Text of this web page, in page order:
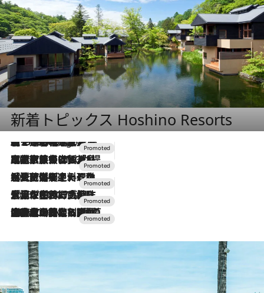
新着トピックス Hoshino Resorts
2 Hours Ago
【トンボの足水浴】ヒノキの香りに包まれて涼感マックス！約13℃の湧水かけ流しを避暑地「星野温泉 トンボの湯」で体験
2026.7.31
【ホテル帰省】という選択肢をOMOが提案。家族とほどよい距離を保つには「昼は実家、夜は気兼ねなくホテルで！」
2026.7.24
【夏限定ディナーコース】旬を迎える稚鮎や花ズッキーニなどをイタリア・トスカーナの郷土料理の手法で満喫！
2026.7.17
「土佐和ハーブかき氷」がOMO7高知に登場！生姜、山椒、大葉など目にも舌にも涼を呼ぶ郷土の味
2026.7.10
NEW OPEN！【界 草津】名湯の地に誕生。趣の異なる2種の温泉と上州ならではの会席・蕎麦割烹など美食を味わう究極の癒やし旅